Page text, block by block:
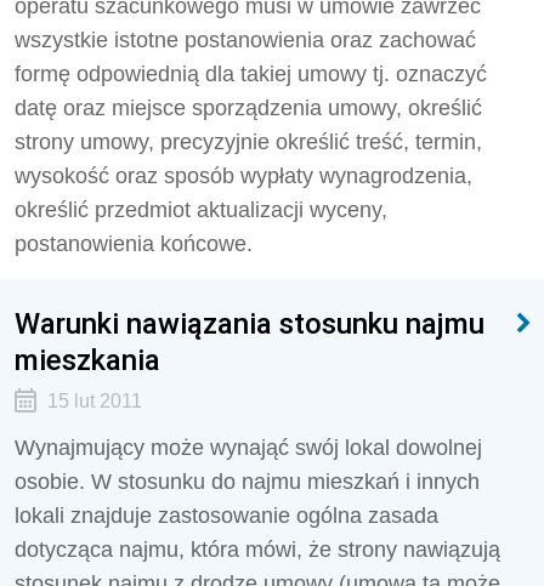
operatu szacunkowego musi w umowie zawrzeć
wszystkie istotne postanowienia oraz zachować
formę odpowiednią dla takiej umowy tj. oznaczyć
datę oraz miejsce sporządzenia umowy, określić
strony umowy, precyzyjnie określić treść, termin,
wysokość oraz sposób wypłaty wynagrodzenia,
określić przedmiot aktualizacji wyceny,
postanowienia końcowe.
Warunki nawiązania stosunku najmu
mieszkania
15 lut 2011
Wynajmujący może wynająć swój lokal dowolnej
osobie. W stosunku do najmu mieszkań i innych
lokali znajduje zastosowanie ogólna zasada
dotycząca najmu, która mówi, że strony nawiązują